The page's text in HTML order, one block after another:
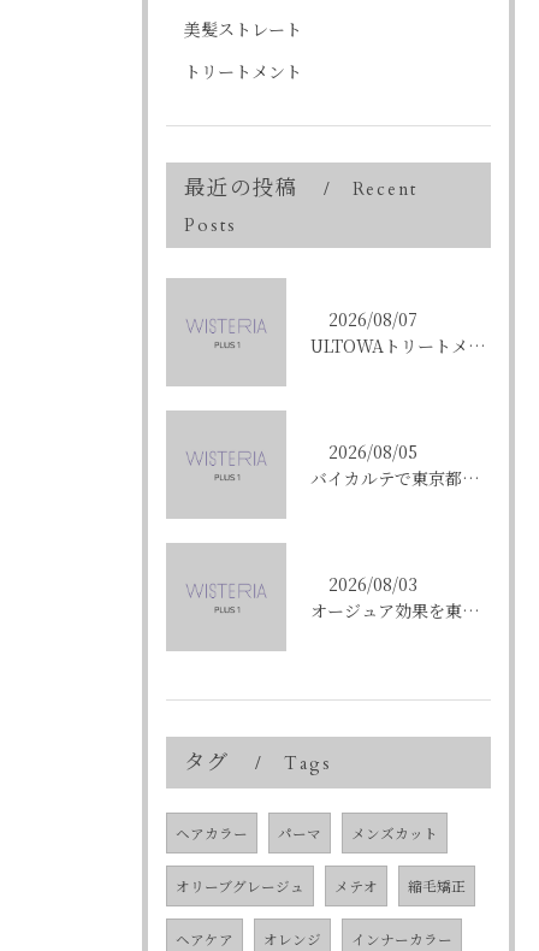
美髪ストレート
トリートメント
最近の投稿
Recent
Posts
2026/08/07
ULTOWAトリートメントで東京都中央区銀座の髪質改善を目指す人への効果と選び方ガイド
2026/08/05
バイカルテで東京都中央区銀座のエイジングケア悩みを解決する方法と正規品選びのポイント
2026/08/03
オージュア効果を東京都中央区銀座で実感する選び方と購入ポイント
タグ Tags
ヘアカラー パーマ メンズカット
オリーブグレージュ メテオ 縮毛矯正
ヘアケア オレンジ インナーカラー